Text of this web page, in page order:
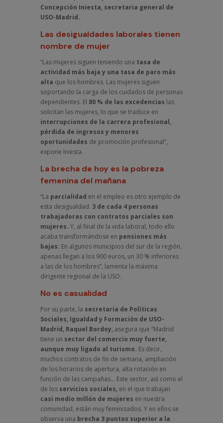
Concepción Iniesta, secretaria general de
USO-Madrid.
Las desigualdades laborales tienen
nombre de mujer
“Las mujeres siguen teniendo una tasa de
actividad más baja y una tasa de paro más
alta que los hombres. Las mujeres siguen
soportando la carga de los cuidados de personas
dependientes. El 80 % de las excedencias las
solicitan las mujeres, lo que se traduce en
interrupciones de la carrera profesional,
pérdida de ingresos y menores
oportunidades de promoción profesional”,
expone Iniesta.
La brecha de hoy es la pobreza
femenina del mañana
“La parcialidad en el empleo es otro ejemplo de
esta desigualdad. 3 de cada 4 personas
trabajadoras con contratos parciales son
mujeres. Y, al final de la vida laboral, todo ello
acaba transformándose en pensiones más
bajas: En algunos municipios del sur de la región,
apenas llegan a los 900 euros, un 30 % inferiores
a las de los hombres”, lamenta la máxima
dirigente regional de la USO.
No es casualidad
Por su parte, la secretaria de Políticas
Sociales, Igualdad y Formación de USO-
Madrid, Raquel Bordoy,asegura que “Madrid
tiene un sector del comercio muy fuerte,
aunque muy ligado al turismo. Es decir,
muchos contratos de fin de semana, ampliación
de los horarios de apertura, alta rotación en
función de las campañas… Este sector, así como el
de los servicios sociales,en el que trabajan
casi medio millón de mujeres en nuestra
comunidad, están muy feminizados. Y en ellos se
observa una brecha 3 puntos superior a la